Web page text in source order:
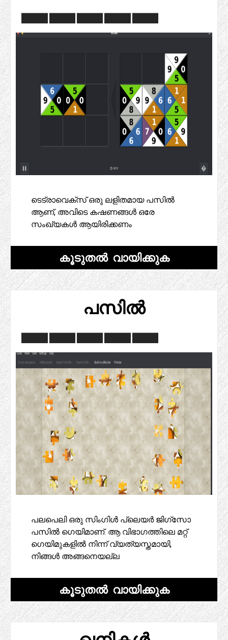
ടെട്രാവെക്സ് ഒരു ലളിതമായ പസിൽ
ആണ്, അവിടെ കഷണങ്ങൾ ഒരേ
സംഖ്യകൾ ആയിരിക്കണം
കൂടുതൽ വായിക്കുക
പസിൽ
പലപെലി ഒരു സിംഗിൾ പ്ലെയർ ജിഗ്‌സോ
പസിൽ ഗെയിമാണ്. ആ വിഭാഗത്തിലെ മറ്റ്
ഗെയിമുകളിൽ നിന്ന് വ്യത്യസ്തമായി,
നിങ്ങൾ അങ്ങനെയല്ല
കൂടുതൽ വായിക്കുക